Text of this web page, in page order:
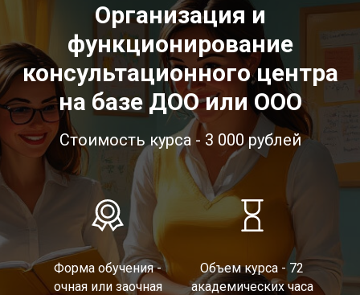
Организация и
функционирование
консультационного центра
на базе ДОО или ООО
Стоимость курса - 3 000 рублей
Форма обучения -
очная или заочная
Объем курса - 72
академических часа